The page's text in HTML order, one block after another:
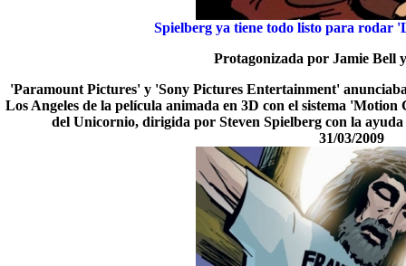
Spielberg ya tiene todo listo para rodar
Protagonizada por Jamie Bell
'Paramount Pictures' y 'Sony Pictures Entertainment'
Los Angeles de la película animada en 3D con el sistema
del Unicornio, dirigida por Steven Spielberg con la
31/03/2009